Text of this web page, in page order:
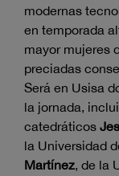
modernas
en temporada
mayor mujeres
preciadas
Será en Usisa
la jornada,
catedráticos
la Universidad
Martínez, de la